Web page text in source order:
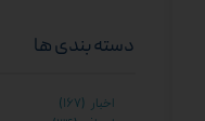
دسته بندی ها
اخبار (۱۶۷)